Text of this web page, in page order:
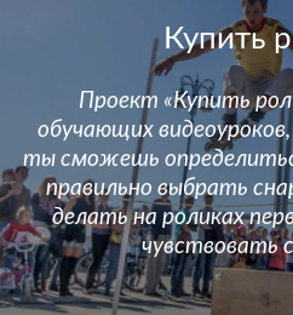
Купить
Проект «Купить
обучающих
ты сможешь
правильно выбрать
делать на роликах
чувствовать